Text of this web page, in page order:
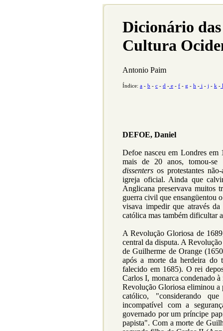
Dicionário
Cultura
Antonio Paim
Índice: a - b - c - d - e - f - g - h - i - j - k - l
DEFOE, Daniel
Defoe nasceu em Londres em
mais de 20 anos, tomou-
dissenters os protestantes
igreja oficial. Ainda que
Anglicana preservava muitos
guerra civil que ensangüentou
visava impedir que através da
católica mas também dificultar
A Revolução Gloriosa de
central da disputa. A
de Guilherme de Orange
após a morte da herdeira
falecido em 1685). O rei
Carlos I, monarca condenado
Revolução Gloriosa eliminou a
católico, "considerando
incompatível com a
governado por um príncipe
papista". Com a morte de